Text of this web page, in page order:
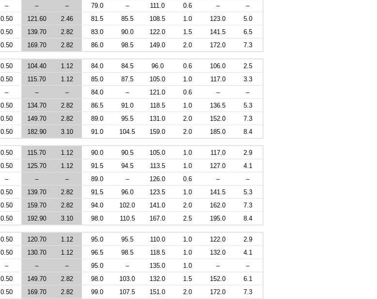
– – – 79.0 – 111.0 0.6 –
–
0.50 121.60 2.46 81.5 85.5 108.5 1.0 123.0
5.0
0.50 139.70 2.82 83.0 90.0 122.0 1.5 141.5
6.5
0.50 169.70 2.82 86.0 98.5 149.0 2.0 172.0 7.3
0.50 104.40 1.12 84.0 84.5 96.0 0.6 106.0
2.5
0.50 115.70 1.12 85.0 87.5 105.0 1.0 117.0
3.3
– – – 84.0 – 121.0 0.6 –
–
0.50 134.70 2.82 86.5 91.0 118.5 1.0 136.5
5.3
0.50 149.70 2.82 89.0 95.5 131.0 2.0 152.0
7.3
0.50 182.90 3.10 91.0 104.5 159.0 2.0 185.0 8.4
0.50 115.70 1.12 90.0 90.5 105.0 1.0 117.0
2.9
0.50 125.70 1.12 91.5 94.5 113.5 1.0 127.0
4.1
– – – 89.0 – 126.0 0.6 –
–
0.50 139.70 2.82 91.5 96.0 123.5 1.0 141.5
5.3
0.50 159.70 2.82 94.0 102.0 141.0 2.0 162.0
7.3
0.50 192.90 3.10 98.0 110.5 167.0 2.5 195.0 8.4
0.50 120.70 1.12 95.0 95.5 110.0 1.0 122.0
2.9
0.50 130.70 1.12 96.5 98.5 118.5 1.0 132.0
4.1
– – – 95.0 – 135.0 1.0 –
–
0.50 149.70 2.82 98.0 103.0 132.0 1.5 152.0
6.1
0.50 169.70 2.82 99.0 107.5 151.0 2.0 172.0
7.3